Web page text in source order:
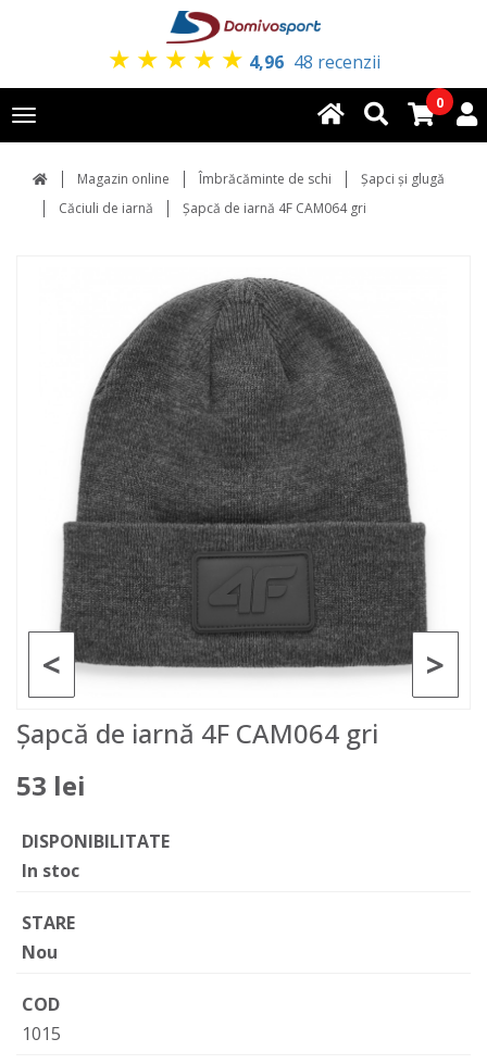
★ ★ ★ ★ ★ 4,96 48 recenzii
Toggle
navigation
0
Magazin online Îmbrăcăminte de schi
Şapci şi glugă
Căciuli de iarnă
Șapcă de iarnă 4F CAM064 gri
>
<
Șapcă de iarnă 4F CAM064 gri
53 lei
DISPONIBILITATE
In stoc
STARE
Nou
COD
1015